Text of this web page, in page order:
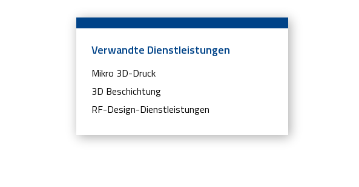
Verwandte Dienstleistungen
Mikro 3D-Druck
3D Beschichtung
RF-Design-Dienstleistungen